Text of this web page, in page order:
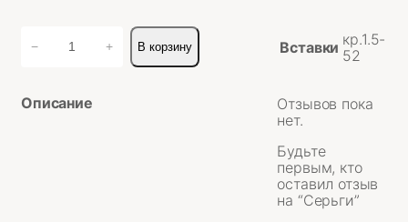
товара
− + В корзину
Описание
Вставки кр.1.5-
52
Отзывов пока
нет.
Будьте
первым, кто
оставил отзыв
на “Серьги”